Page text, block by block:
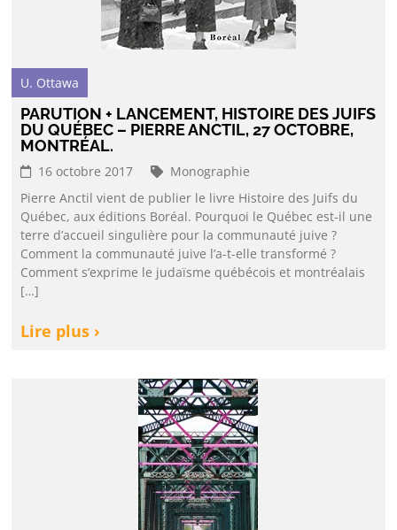
U. Ottawa
PARUTION + LANCEMENT, HISTOIRE DES JUIFS
DU QUÉBEC – PIERRE ANCTIL, 27 OCTOBRE,
MONTRÉAL.
16 octobre 2017
Monographie
Pierre Anctil vient de publier le livre Histoire des Juifs du
Québec, aux éditions Boréal. Pourquoi le Québec est-il une
terre d’accueil singulière pour la communauté juive ?
Comment la communauté juive l’a-t-elle transformé ?
Comment s’exprime le judaïsme québécois et montréalais
[…]
Lire plus ›